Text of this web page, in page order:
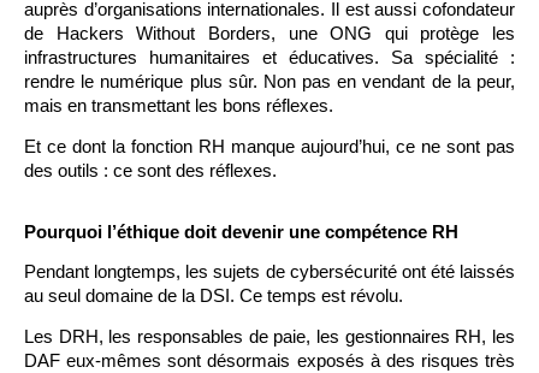
auprès d’organisations internationales. Il est aussi cofondateur
de Hackers Without Borders, une ONG qui protège les
infrastructures humanitaires et éducatives. Sa spécialité :
rendre le numérique plus sûr. Non pas en vendant de la peur,
mais en transmettant les bons réflexes.
Et ce dont la fonction RH manque aujourd’hui, ce ne sont pas
des outils : ce sont des réflexes.
Pourquoi l’éthique doit devenir une compétence RH
Pendant longtemps, les sujets de cybersécurité ont été laissés
au seul domaine de la DSI. Ce temps est révolu.
Les DRH, les responsables de paie, les gestionnaires RH, les
DAF eux-mêmes sont désormais exposés à des risques très